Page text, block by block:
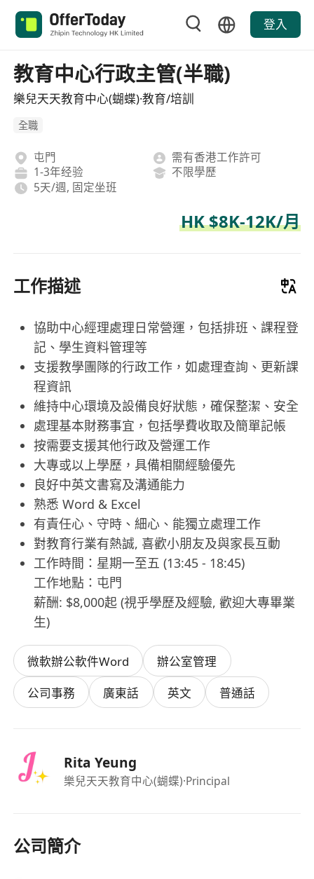
登入
教育中心行政主管(半職)
樂兒天天教育中心(蝴蝶)·教育/培訓
全職
屯門
需有香港工作許可
1-3年经验
不限學歷
5天/週, 固定坐班
HK $8K-12K/月
工作描述
協助中心經理處理日常營運，包括排班、課程登
記、學生資料管理等
支援教學團隊的行政工作，如處理查詢、更新課
程資訊
維持中心環境及設備良好狀態，確保整潔、安全
處理基本財務事宜，包括學費收取及簡單記帳
按需要支援其他行政及營運工作
大專或以上學歷，具備相關經驗優先
良好中英文書寫及溝通能力
熟悉 Word & Excel
有責任心、守時、細心、能獨立處理工作
對教育行業有熱誠, 喜歡小朋友及與家長互動
工作時間：星期一至五 (13:45 - 18:45)
工作地點：屯門
薪酬: $8,000起 (視乎學歷及經驗, 歡迎大專畢業
生)
微軟辦公軟件Word
辦公室管理
公司事務
廣東話 英文 普通話
Rita Yeung
樂兒天天教育中心(蝴蝶)·Principal
公司簡介